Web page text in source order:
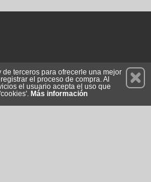
Suscríbete
de terceros para ofrecerle una mejor
el proceso de compra. Al
el usuario acepta el uso que
Más información